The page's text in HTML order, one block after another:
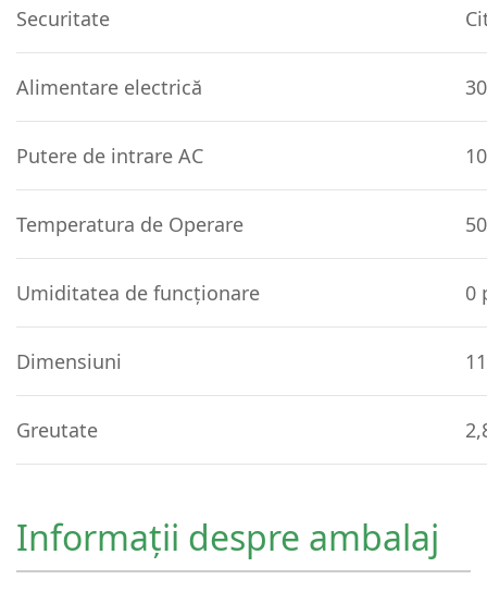
Securitate
Alimentare electrică
Putere de intrare AC
Temperatura de Operare
Umiditatea de funcționare 0
Dimensiuni
Greutate
Informații despre ambalaj